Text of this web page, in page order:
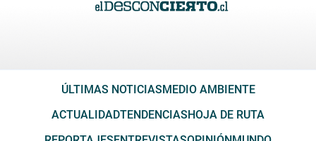
ÚLTIMAS NOTICIAS MEDIO AMBIENTE
ACTUALIDADTENDENCIAS HOJA DE RUTA